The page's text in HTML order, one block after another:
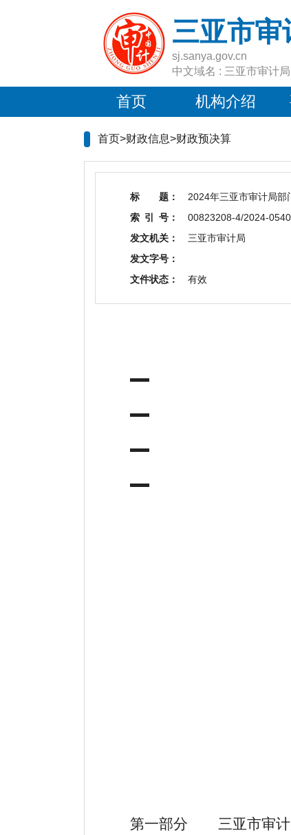
三亚市审
sj.sanya.gov.cn
中文域名 : 三亚市审计
首页 机构介绍
首页>财政信息>财政预决算
标 题：
2024年三亚市审计局部
索 引 号：
00823208-4/2024-
发文机关：
三亚市审计局
发文字号：
文件状态：
有效
第一部分 三亚市审